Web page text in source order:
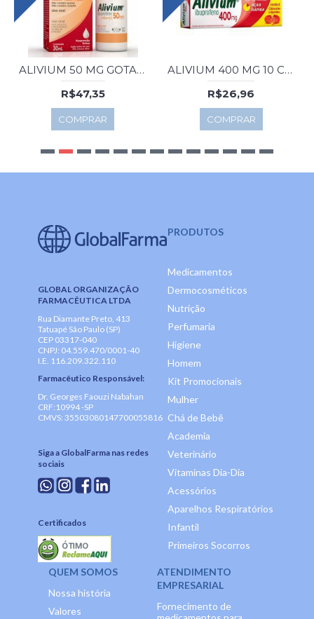
ALIVIUM 50 MG GOTAS 30 ML
R$47,35
COMPRAR
ALIVIUM 400 MG 10 CAPS.
R$26,96
COMPRAR
GLOBAL ORGANIZAÇÃO
FARMACÊUTICA LTDA
Rua Diamante Preto, 413
Tatuapé São Paulo (SP)
CEP 03317-040
CNPJ: 04.559.470/0001-40
I.E. 116.209.322.110
Farmacêutico Responsável:
Dr. Georges Faouzi Nabahan
CRF:10994 -SP
CMVS: 35503080147700055816
Siga a GlobalFarma nas redes
sociais
Certificados
PRODUTOS
Medicamentos
Dermocosméticos
Nutrição
Perfumaria
Higiene
Homem
Kit Promocionais
Mulher
Chá de Bebê
Academia
Veterinário
Vitaminas Dia-Dia
Acessórios
Aparelhos Respiratórios
Infantil
Primeiros Socorros
QUEM SOMOS
Nossa história
Valores
ATENDIMENTO
EMPRESARIAL
Fornecimento de